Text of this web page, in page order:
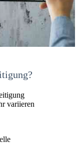
variieren